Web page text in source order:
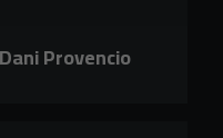
Provencio